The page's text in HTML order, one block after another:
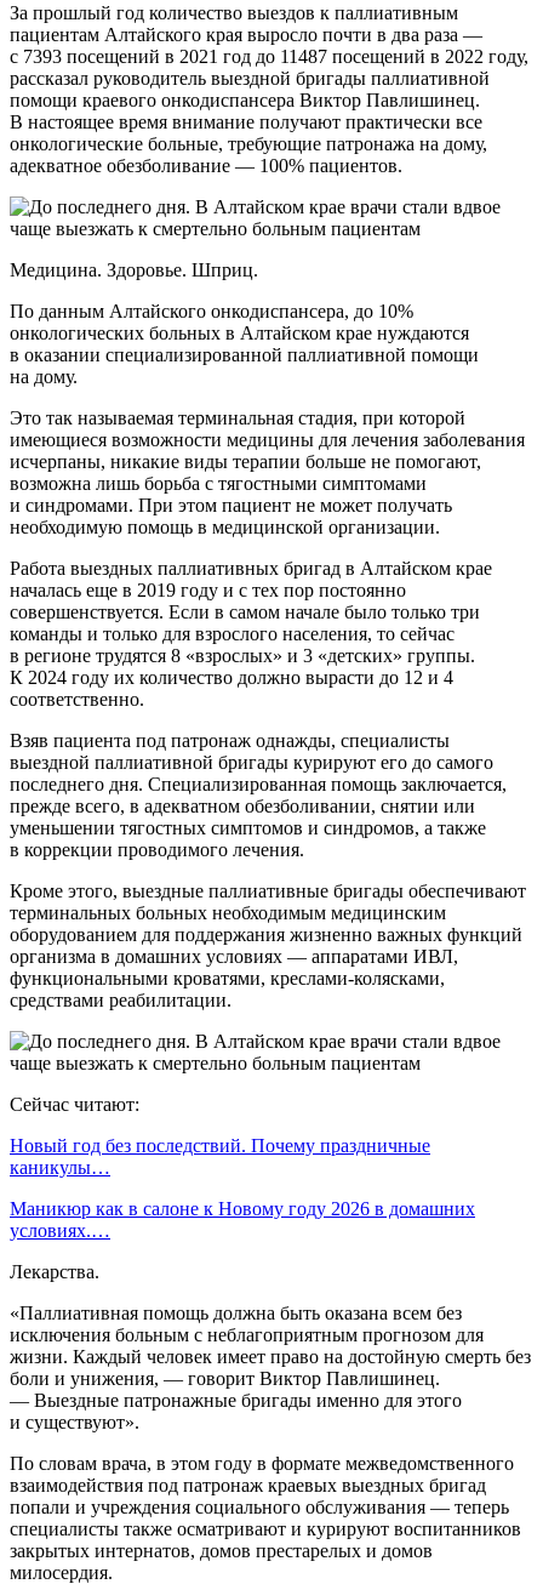
За прошлый год количество выездов к паллиативным
пациентам Алтайского края выросло почти в два раза —
с 7393 посещений в 2021 год до 11487 посещений в 2022 году,
рассказал руководитель выездной бригады паллиативной
помощи краевого онкодиспансера Виктор Павлишинец.
В настоящее время внимание получают практически все
онкологические больные, требующие патронажа на дому,
адекватное обезболивание — 100% пациентов.
Медицина. Здоровье. Шприц.
По данным Алтайского онкодиспансера, до 10%
онкологических больных в Алтайском крае нуждаются
в оказании специализированной паллиативной помощи
на дому.
Это так называемая терминальная стадия, при которой
имеющиеся возможности медицины для лечения заболевания
исчерпаны, никакие виды терапии больше не помогают,
возможна лишь борьба с тягостными симптомами
и синдромами. При этом пациент не может получать
необходимую помощь в медицинской организации.
Работа выездных паллиативных бригад в Алтайском крае
началась еще в 2019 году и с тех пор постоянно
совершенствуется. Если в самом начале было только три
команды и только для взрослого населения, то сейчас
в регионе трудятся 8 «взрослых» и 3 «детских» группы.
К 2024 году их количество должно вырасти до 12 и 4
соответственно.
Взяв пациента под патронаж однажды, специалисты
выездной паллиативной бригады курируют его до самого
последнего дня. Специализированная помощь заключается,
прежде всего, в адекватном обезболивании, снятии или
уменьшении тягостных симптомов и синдромов, а также
в коррекции проводимого лечения.
Кроме этого, выездные паллиативные бригады обеспечивают
терминальных больных необходимым медицинским
оборудованием для поддержания жизненно важных функций
организма в домашних условиях — аппаратами ИВЛ,
функциональными кроватями, креслами-колясками,
средствами реабилитации.
Сейчас читают:
Новый год без последствий. Почему праздничные
каникулы…
Маникюр как в салоне к Новому году 2026 в домашних
условиях.…
Лекарства.
«Паллиативная помощь должна быть оказана всем без
исключения больным с неблагоприятным прогнозом для
жизни. Каждый человек имеет право на достойную смерть без
боли и унижения, — говорит Виктор Павлишинец.
— Выездные патронажные бригады именно для этого
и существуют».
По словам врача, в этом году в формате межведомственного
взаимодействия под патронаж краевых выездных бригад
попали и учреждения социального обслуживания — теперь
специалисты также осматривают и курируют воспитанников
закрытых интернатов, домов престарелых и домов
милосердия.